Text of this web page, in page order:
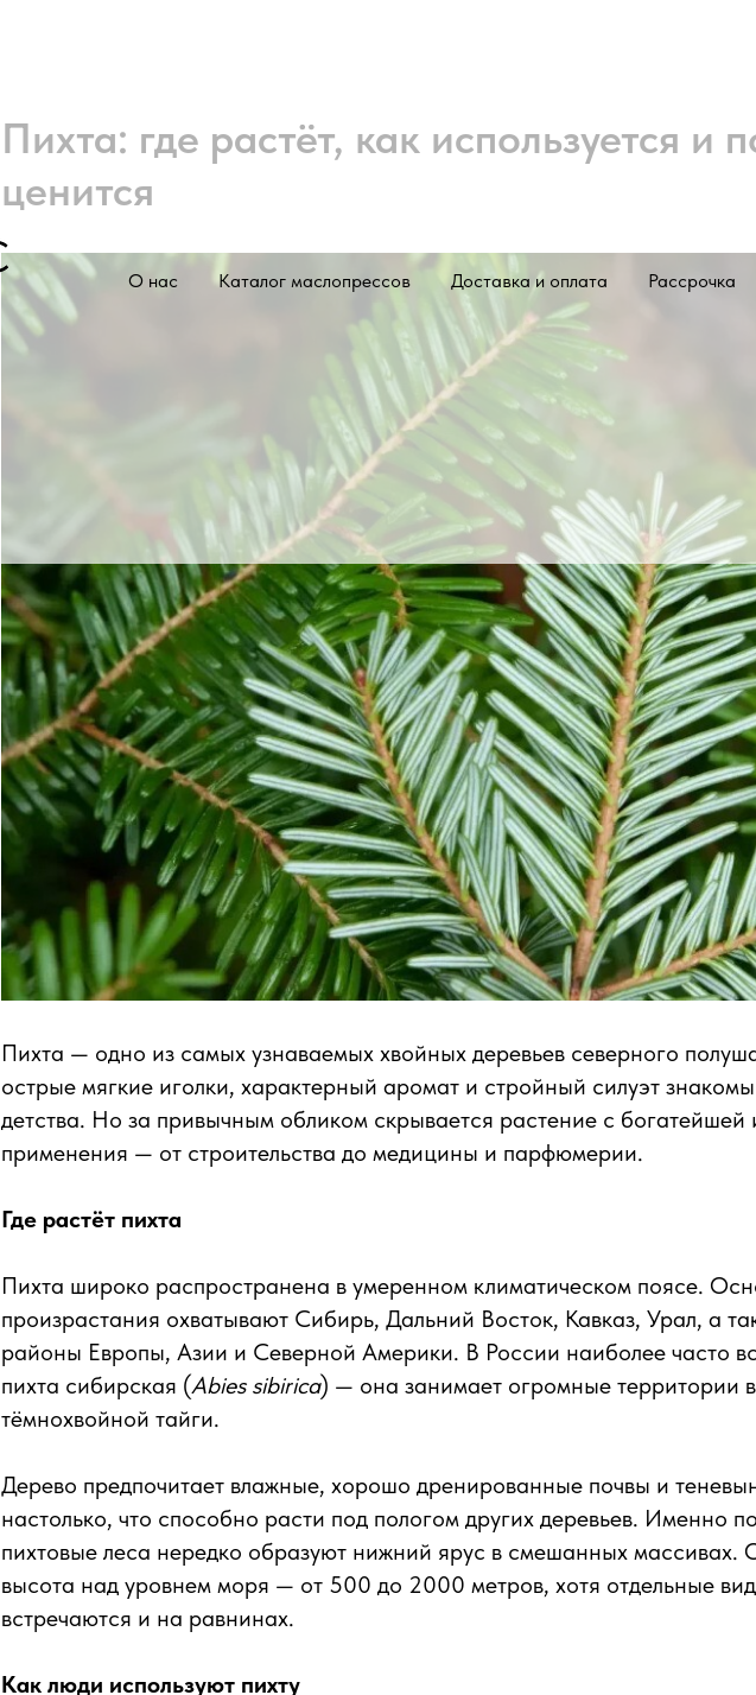
О нас Каталог маслопрессов Доставка и оплата Рассрочка
Пихта: где растёт, как используется и
ценится
Пихта — одно из самых узнаваемых хвойных деревьев северного
острые мягкие иголки, характерный аромат и стройный силуэт
детства. Но за привычным обликом скрывается растение с богатейшей
применения — от строительства до медицины и парфюмерии.
Где растёт пихта
Пихта широко распространена в умеренном климатическом поясе.
произрастания охватывают Сибирь, Дальний Восток, Кавказ, Урал, а
районы Европы, Азии и Северной Америки. В России наиболее часто
пихта сибирская (Abies sibirica) — она занимает огромные территории
тёмнохвойной тайги.
Дерево предпочитает влажные, хорошо дренированные почвы и
настолько, что способно расти под пологом других деревьев. Именно
пихтовые леса нередко образуют нижний ярус в смешанных массивах.
высота над уровнем моря — от 500 до 2000 метров, хотя отдельные
встречаются и на равнинах.
Как люди используют пихту